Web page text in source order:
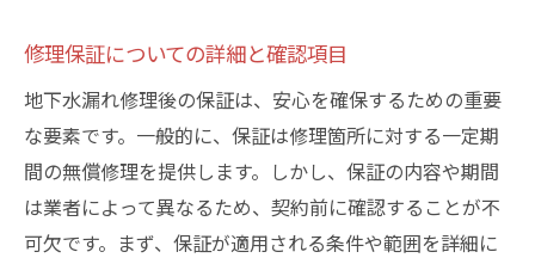
修理保証についての詳細と確認項目
地下水漏れ修理後の保証は、安心を確保するための重要
な要素です。一般的に、保証は修理箇所に対する一定期
間の無償修理を提供します。しかし、保証の内容や期間
は業者によって異なるため、契約前に確認することが不
可欠です。まず、保証が適用される条件や範囲を詳細に